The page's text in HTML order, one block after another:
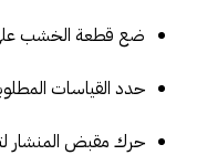
ضع قطعة الخشب على
حدد القياسات
حرك مقبض المنشار